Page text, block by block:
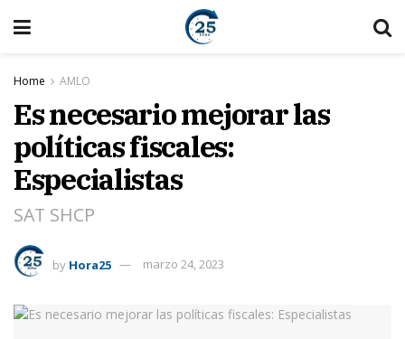
Home AMLO
Es necesario mejorar las
políticas fiscales:
Especialistas
SAT SHCP
by Hora25 marzo 24, 2023